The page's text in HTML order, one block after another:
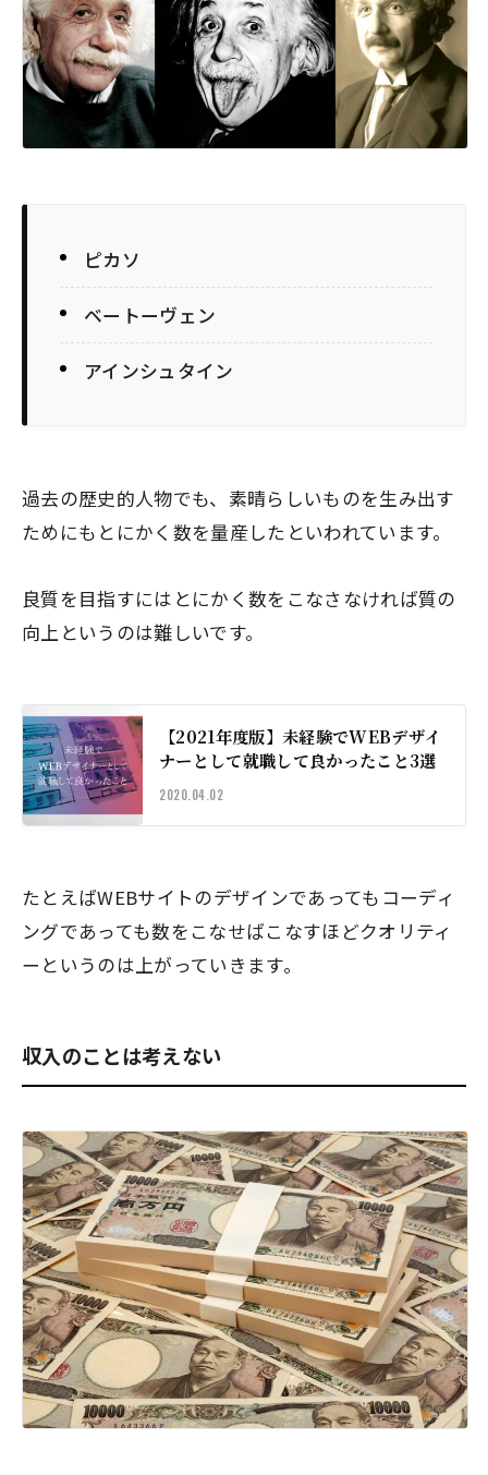
ピカソ
ベートーヴェン
アインシュタイン
過去の歴史的人物でも、素晴らしいものを生み出す
ためにも とにかく数を量産した といわれています。
良質を目指すにはとにかく数をこなさなければ質の
向上というのは難しいです。
【2021年度版】未経験でWEBデザイ
ナーとして就職して良かったこと3選
2020.04.02
たとえばWEBサイトのデザインであってもコーディ
ングであっても数をこなせばこなすほどクオリティ
ーというのは上がっていきます。
収入のことは考えない